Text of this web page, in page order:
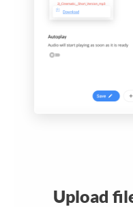
Upload